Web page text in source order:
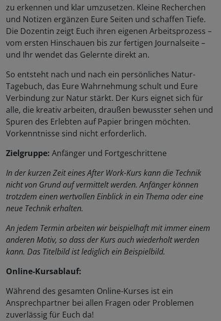
zu erkennen und klar umzusetzen. Kleine Recherchen
und Notizen ergänzen Eure Seiten und schaffen Tiefe.
Die Dozentin zeigt Euch ihren eigenen Arbeitsprozess –
vom ersten Hinschauen bis zur fertigen Journalseite –
und Ihr wendet das Gelernte direkt an.
So entsteht nach und nach ein persönliches Natur-
Tagebuch, das Eure Wahrnehmung schult und Eure
Verbindung zur Natur stärkt. Der Kurs eignet sich für
alle, die kreativ arbeiten, draußen bewusster sehen und
Spuren des Erlebten auf Papier bringen möchten.
Vorkenntnisse sind nicht erforderlich.
Zielgruppe: Anfänger und Fortgeschrittene
In der kurzen Zeit eines After Work-Kurs kann die Technik
nicht von Grund auf vermittelt werden. Anfänger können
trotzdem einen wertvollen Einblick in ein Thema oder eine
neue Technik erhalten.
An jedem Termin arbeiten wir beispielhaft mit immer einem
anderen Motiv, so dass der Kurs auch wiederholt werden
kann. Das Titelbild ist lediglich ein Beispielbild.
Online-Kursablauf:
Während des gesamten Online-Kurses ist ein
Ansprechpartner bei allen Fragen oder Problemen
zuverlässig für Euch da!